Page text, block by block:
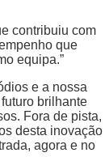
contribuiu com
que
equipa.”
e a nossa
brilhante
Fora de pista,
desta inovação
agora e no